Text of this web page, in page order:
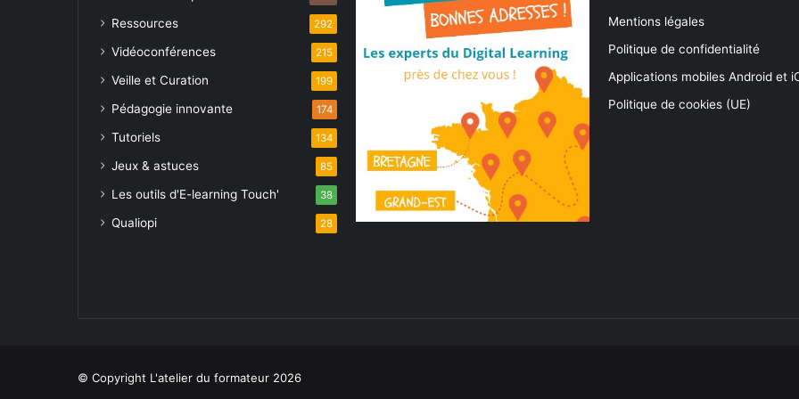
Ressources 292
Vidéoconférences 215
Veille et Curation 199
Pédagogie innovante 174
Tutoriels 134
Jeux & astuces 85
Les outils d'E-learning Touch' 38
Qualiopi 28
Mentions légales
Politique de confidentialité
Applications mobiles Android et
Politique de cookies (UE)
© Copyright L'atelier du formateur 2026